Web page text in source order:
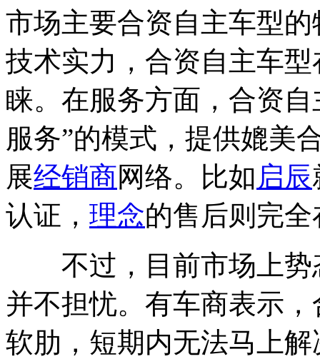
市场主要合资自主车型
技术实力，合资自主车
睐。在服务方面，合资
服务”的模式，提供媲美
展经销商网络。比如 启辰
认证， 理念的售后则完
不过，目前市场上势
并不担忧。有车商表示
软肋，短期内无法马上